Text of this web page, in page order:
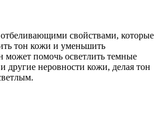
свойствами, которые
тон кожи и уменьшить
помочь осветлить темные
другие неровности кожи, делая тон